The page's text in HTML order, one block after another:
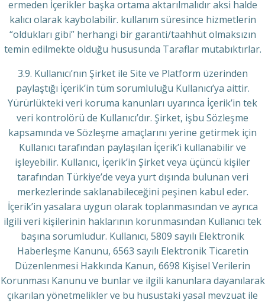
ermeden İçerikler başka ortama aktarılmalıdır aksi halde
kalıcı olarak kaybolabilir. kullanım süresince hizmetlerin
“oldukları gibi” herhangi bir garanti/taahhüt olmaksızın
temin edilmekte olduğu hususunda Taraflar mutabıktırlar.
3.9. Kullanıcı’nın Şirket ile Site ve Platform üzerinden
paylaştığı İçerik’in tüm sorumluluğu Kullanıcı’ya aittir.
Yürürlükteki veri koruma kanunları uyarınca İçerik’in tek
veri kontrolörü de Kullanıcı’dır. Şirket, işbu Sözleşme
kapsamında ve Sözleşme amaçlarını yerine getirmek için
Kullanıcı tarafından paylaşılan İçerik’i kullanabilir ve
işleyebilir. Kullanıcı, İçerik’in Şirket veya üçüncü kişiler
tarafından Türkiye’de veya yurt dışında bulunan veri
merkezlerinde saklanabileceğini peşinen kabul eder.
İçerik’in yasalara uygun olarak toplanmasından ve ayrıca
ilgili veri kişilerinin haklarının korunmasından Kullanıcı tek
başına sorumludur. Kullanıcı, 5809 sayılı Elektronik
Haberleşme Kanunu, 6563 sayılı Elektronik Ticaretin
Düzenlenmesi Hakkında Kanun, 6698 Kişisel Verilerin
Korunması Kanunu ve bunlar ve ilgili kanunlara dayanılarak
çıkarılan yönetmelikler ve bu husustaki yasal mevzuat ile